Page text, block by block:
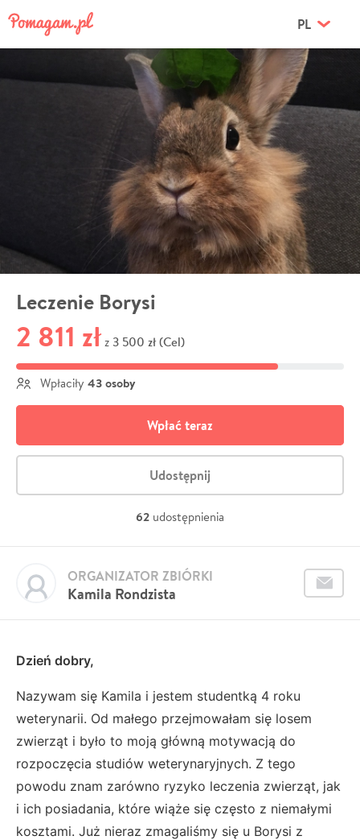
PL
Leczenie Borysi
2 811 zł z 3 500 zł (Cel)
Wpłaciły 43 osoby
Wpłać teraz
Udostępnij
62 udostępnienia
Kamila Rondzista
ORGANIZATOR ZBIÓRKI
Dzień dobry,
Nazywam się Kamila i jestem studentką 4 roku
weterynarii. Od małego przejmowałam się losem
zwierząt i było to moją główną motywacją do
rozpoczęcia studiów weterynaryjnych. Z tego
powodu znam zarówno ryzyko leczenia zwierząt, jak
i ich posiadania, które wiąże się często z niemałymi
kosztami. Już nieraz zmagaliśmy się u Borysi z